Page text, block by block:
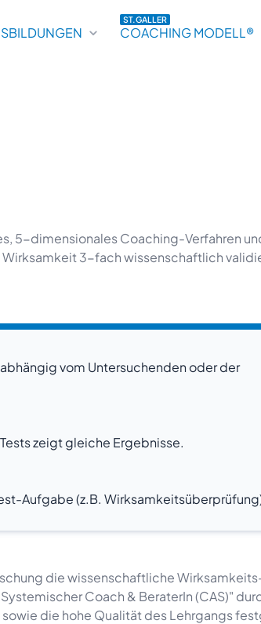
ST.GALLER
COACHING MODELL®
5-dimensionales Coaching-Verfahren
3-fach wissenschaftlich
vom Untersuchenden oder der
zeigt gleiche Ergebnisse.
Aufgabe (z.B.
die wissenschaftliche
Coach & BeraterIn (CAS)"
die hohe Qualität des Lehrgangs